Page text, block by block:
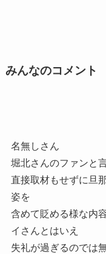
みんなのコメント
名無しさん
堀北さんのファンと
直接取材もせずに旦
姿を
含めて貶める様な内
イさんとはいえ
失礼が過ぎるのでは